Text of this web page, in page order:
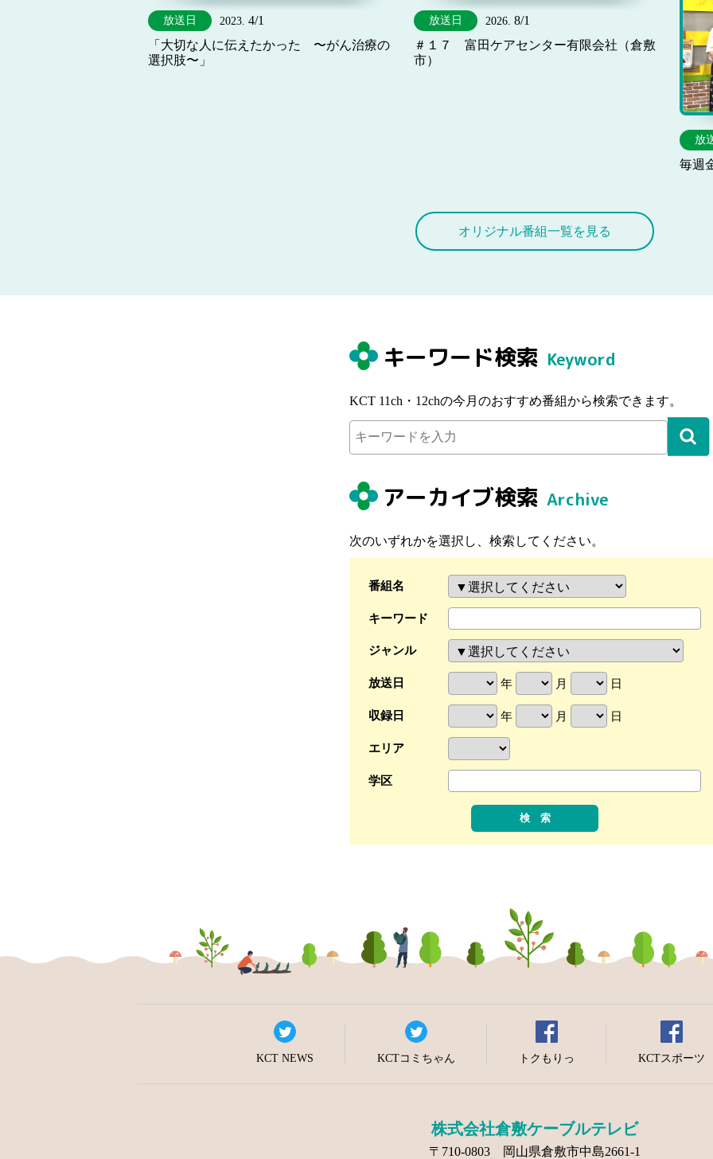
放送日 2023. 4/1
「大切な人に伝えたかった 〜がん治療の
選択肢〜」
放送日 2026. 8/1
＃１７ 富田ケアセンター有限会社（倉敷
市）
放
毎週
オリジナル番組一覧を見る
キーワード検索 Keyword
KCT 11ch・12chの今月のおすすめ番組から検索できます。
アーカイブ検索 Archive
次のいずれかを選択し、検索してください。
番組名
キーワード
ジャンル
放送日 年 月 日
収録日 年 月 日
エリア
学区
KCT NEWS KCTコミちゃん トクもりっ KCTスポーツ
株式会社倉敷ケーブルテレビ
〒710-0803 岡山県倉敷市中島2661-1